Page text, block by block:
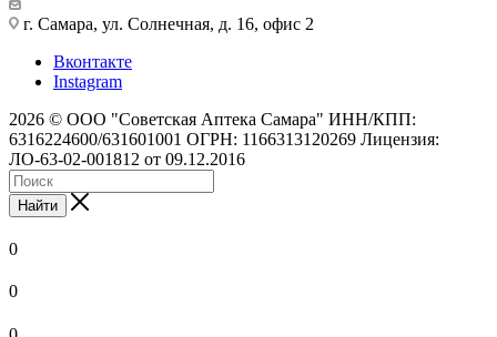
г. Самара, ул. Солнечная, д. 16, офис 2
Вконтакте
Instagram
2026 © ООО "Советская Аптека Самара" ИНН/КПП:
6316224600/631601001 ОГРН: 1166313120269 Лицензия:
ЛО-63-02-001812 от 09.12.2016
Найти
0
0